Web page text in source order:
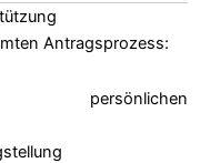
Antragsprozess: